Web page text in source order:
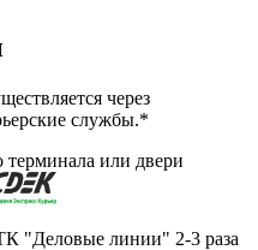
через
службы.*
или двери
"Деловые линии" 2-3 раза